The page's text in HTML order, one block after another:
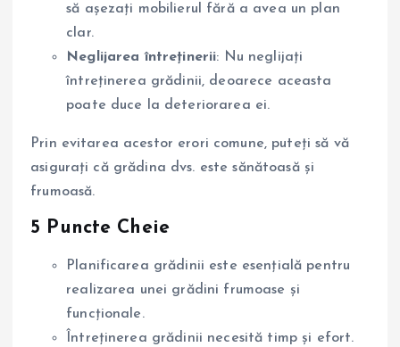
să așezați mobilierul fără a avea un plan
clar.
Neglijarea întreținerii: Nu neglijați
întreținerea grădinii, deoarece aceasta
poate duce la deteriorarea ei.
Prin evitarea acestor erori comune, puteți să vă
asigurați că grădina dvs. este sănătoasă și
frumoasă.
5 Puncte Cheie
Planificarea grădinii este esențială pentru
realizarea unei grădini frumoase și
funcționale.
Întreținerea grădinii necesită timp și efort.